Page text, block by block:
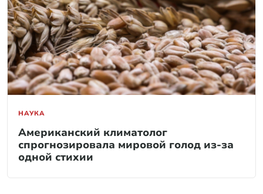
НАУКА
Американский климатолог
спрогнозировала мировой голод из-за
одной стихии